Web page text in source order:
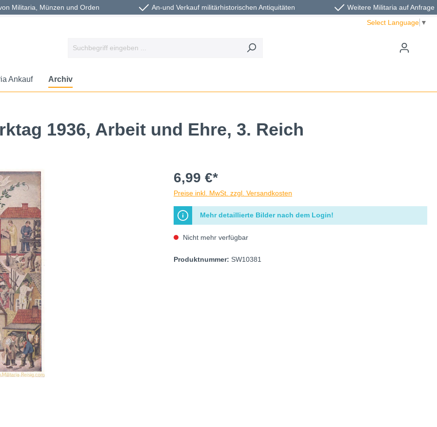
Militaria, Münzen und Orden An-und Verkauf militärhistorischen Antiquitäten
Weitere Militaria auf Anfrage
Select Language ▼
Ankauf Archiv
1936, Arbeit und Ehre, 3. Reich
6,99 €*
Preise inkl. MwSt. zzgl. Versandkosten
Mehr detaillierte Bilder nach dem Login!
Nicht mehr verfügbar
Produktnummer: SW10381